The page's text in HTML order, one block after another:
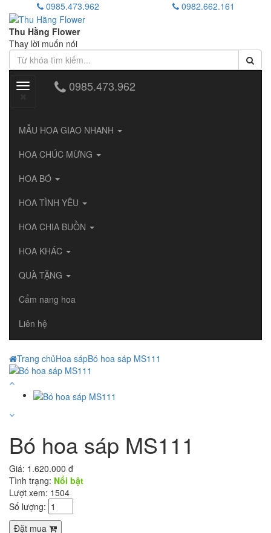
0985.473.962 0982.662.161
Thu Hằng Flower
Thay lời muốn nói
Toggle
0985.473.962
MẪU HOA GIAO NHANH
HOA CHÚC MỪNG
HOA BÓ
HOA TÌNH YÊU
HOA CHIA BUỒN
HOA KHÁC
QUÀ TẶNG
Cẩm nang hoa
Liên hệ
Trang chủHoa sápBó hoa sáp MS111
Bó hoa sáp MS111
Giá: 1.620.000 đ
Tình trạng: Nổi bật
Lượt xem: 1504
Số lượng:
Đặt mua